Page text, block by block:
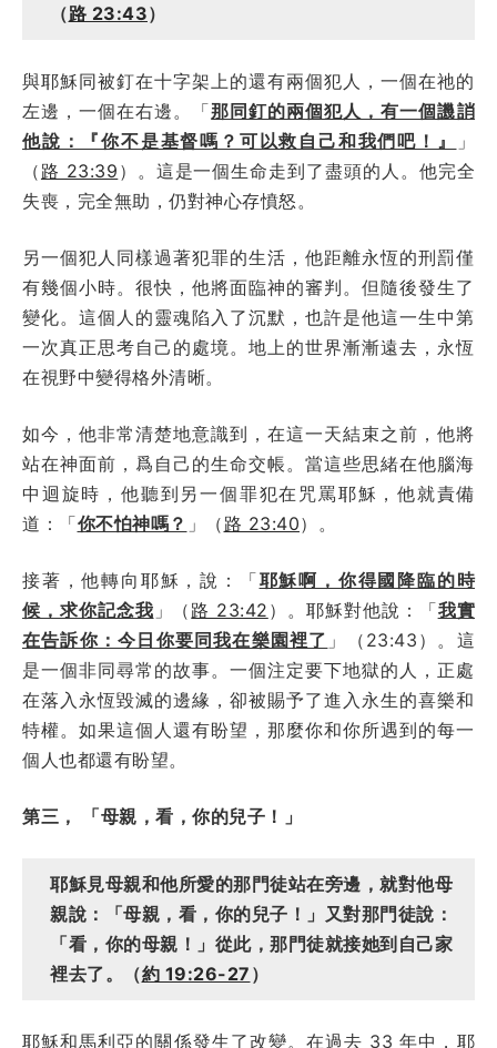
（路 23:43）
與耶穌同被釘在十字架上的還有兩個犯人，一個在祂的
左邊，一個在右邊。「那同釘的兩個犯人，有一個譏誚
他說：『你不是基督嗎？可以救自己和我們吧！』
」
（ 路 23:39 ）。這是一個生命走到了盡頭的人。他完全
失喪，完全無助，仍對神心存憤怒。
另一個犯人同樣過著犯罪的生活，他距離永恆的刑罰僅
有幾個小時。很快，他將面臨神的審判。但隨後發生了
變化。這個人的靈魂陷入了沉默，也許是他這一生中第
一次真正思考自己的處境。地上的世界漸漸遠去，永恆
在視野中變得格外清晰。
如今，他非常清楚地意識到，在這一天結束之前，他將
站在神面前，爲自己的生命交帳。當這些思緒在他腦海
中迴旋時，他聽到另一個罪犯在咒罵耶穌，他就責備
道：「你不怕神嗎？ 」（ 路 23:40）。
接著，他轉向耶穌，說：「耶穌啊，你得國降臨的時
候，求你記念我 」（ 路 23:42 ）。耶穌對他說：「我實
在告訴你：今日你要同我在樂園裡了 」（23:43）。這
是一個非同尋常的故事。一個注定要下地獄的人，正處
在落入永恆毀滅的邊緣，卻被賜予了進入永生的喜樂和
特權。如果這個人還有盼望，那麼你和你所遇到的每一
個人也都還有盼望。
第三， 「母親，看，你的兒子！」
耶穌見母親和他所愛的那門徒站在旁邊，就對他母
親說：「母親，看，你的兒子！」又對那門徒說：
「看，你的母親！」從此，那門徒就接她到自己家
裡去了。（約 19:26-27 ）
耶穌和馬利亞的關係發生了改變。在過去 33 年中，耶